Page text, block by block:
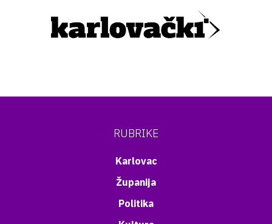
RUBRIKE
Karlovac
Županija
Politika